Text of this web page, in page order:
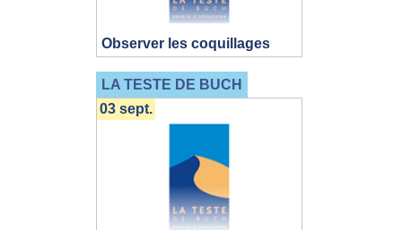
Observer les coquillages
LA TESTE DE BUCH
03 sept.